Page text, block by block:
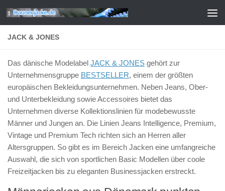
Zum Inhalt springen
JACK & JONES
Das dänische Modelabel JACK & JONES gehört zur
Unternehmensgruppe BESTSELLER, einem der größten
europäischen Bekleidungsunternehmen. Neben Jeans, Ober-
und Unterbekleidung sowie Accessoires bietet das
Unternehmen diverse Kollektionslinien für modebewusste
Männer und Jungen an. Die Linien Jeans Intelligence, Premium,
Vintage und Premium Tech richten sich an Herren aller
Altersgruppen. So gibt es im Bereich Jacken eine umfangreiche
Auswahl, die sich von sportlichen Basic Modellen über coole
Freizeitjacken bis zu eleganten Businessjacken erstreckt.